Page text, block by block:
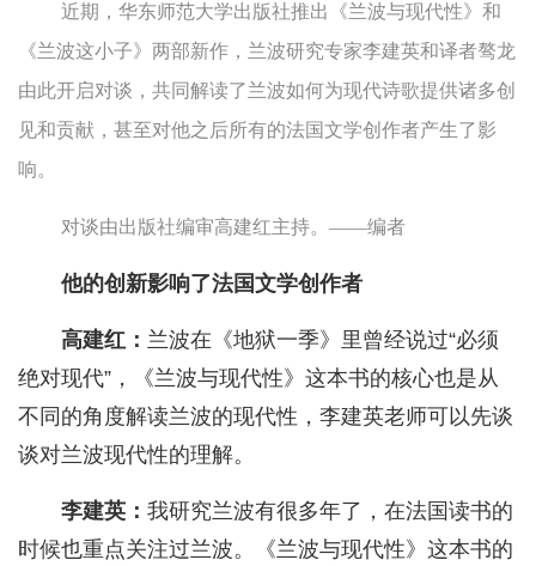
近期，华东师范大学出版社推出《兰波与现代性》和
《兰波这小子》两部新作，兰波研究专家李建英和译者骜龙
由此开启对谈，共同解读了兰波如何为现代诗歌提供诸多创
见和贡献，甚至对他之后所有的法国文学创作者产生了影
响。
对谈由出版社编审高建红主持。——编者
他的创新影响了法国文学创作者
高建红： 兰波在《地狱一季》里曾经说过“必须
绝对现代”，《兰波与现代性》这本书的核心也是从
不同的角度解读兰波的现代性，李建英老师可以先谈
谈对兰波现代性的理解。
李建英： 我研究兰波有很多年了，在法国读书的
时候也重点关注过兰波。《兰波与现代性》这本书的